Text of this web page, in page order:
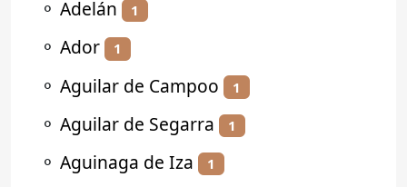
⚬ Adelán 1
⚬ Ador 1
⚬ Aguilar de Campoo 1
⚬ Aguilar de Segarra 1
⚬ Aguinaga de Iza 1